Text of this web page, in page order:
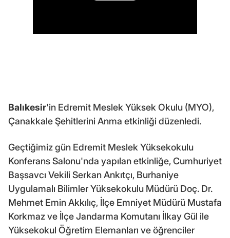
Balıkesir'in Edremit Meslek Yüksek Okulu (MYO),
Çanakkale Şehitlerini Anma etkinliği düzenledi.
Geçtiğimiz gün Edremit Meslek Yüksekokulu
Konferans Salonu'nda yapılan etkinliğe, Cumhuriyet
Başsavcı Vekili Serkan Ankıtçı, Burhaniye
Uygulamalı Bilimler Yüksekokulu Müdürü Doç. Dr.
Mehmet Emin Akkılıç, İlçe Emniyet Müdürü Mustafa
Korkmaz ve İlçe Jandarma Komutanı İlkay Gül ile
Yüksekokul Öğretim Elemanları ve öğrenciler